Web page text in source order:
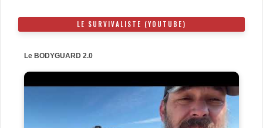
LE SURVIVALISTE (YOUTUBE)
Le BODYGUARD 2.0